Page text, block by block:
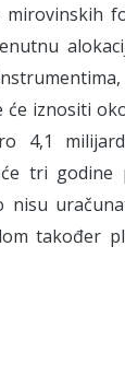
će iznositi
4,1
tri godine
nisu
također